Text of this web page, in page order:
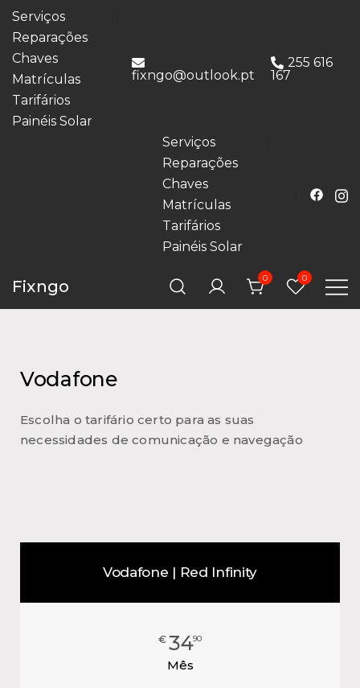
Serviços
Reparações
Chaves
Matrículas
Tarifários
Painéis Solar
fixngo@outlook.pt
255 616
167
Serviços
Reparações
Chaves
Matrículas
Tarifários
Painéis Solar
Fixngo 0 0
Vodafone
Escolha o tarifário certo para as suas
necessidades de comunicação e navegação
Vodafone | Red Infinity
€ 3490
Mês